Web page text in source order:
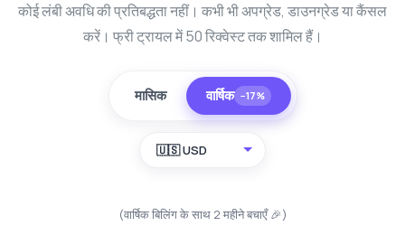
कोई लंबी अवधि की प्रतिबद्धता नहीं। कभी भी अपग्रेड, डाउनग्रेड या कैंसल
करें। फ्री ट्रायल में 50 रिक्वेस्ट तक शामिल हैं।
मासिक वार्षिक −17%
🇺🇸 USD
(वार्षिक बिलिंग के साथ 2 महीने बचाएँ 🎉)